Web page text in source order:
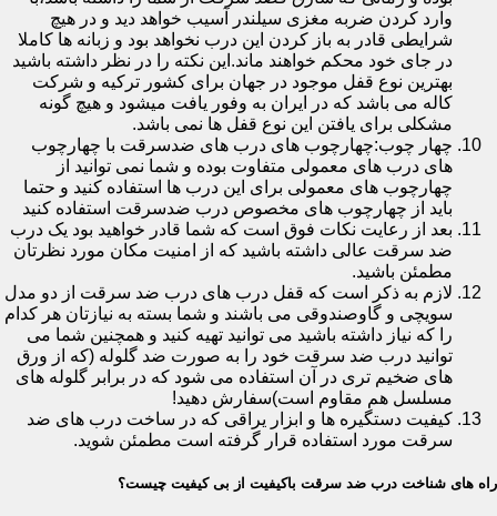
وارد کردن ضربه مغزی سیلندر آسیب خواهد دید و در هیچ
شرایطی قادر به باز کردن این درب نخواهد بود و زبانه ها کاملا
در جای خود محکم خواهند ماند.این نکته را در نظر داشته باشید
بهترین نوع قفل موجود در جهان برای کشور ترکیه و شرکت
کاله می باشد که در ایران به وفور یافت میشود و هیچ گونه
مشکلی برای یافتن این نوع قفل ها نمی باشد.
چهار چوب:چهارچوب های درب های ضدسرقت با چهارچوب
های درب های معمولی متفاوت بوده و شما نمی توانید از
چهارچوب های معمولی برای این درب ها استفاده کنید و حتما
باید از چهارچوب های مخصوص درب ضدسرقت استفاده کنید
بعد از رعایت نکات فوق است که شما قادر خواهید بود یک درب
ضد سرقت عالی داشته باشید که از امنیت مکان مورد نظرتان
مطمئن باشید.
لازم به ذکر است که قفل درب های درب ضد سرقت از دو مدل
سویچی و گاوصندوقی می باشند و شما بسته به نیازتان هر کدام
را که نیاز داشته باشید می توانید تهیه کنید و همچنین شما می
توانید درب ضد سرقت خود را به صورت ضد گلوله (که از ورق
های ضخیم تری در آن استفاده می شود که در برابر گلوله های
مسلسل هم مقاوم است)سفارش دهید!
کیفیت دستگیره ها و ابزار یراقی که در ساخت درب های ضد
سرقت مورد استفاده قرار گرفته است مطمئن شوید.
راه های شناخت درب ضد سرقت باکیفیت از بی کیفیت چیست؟